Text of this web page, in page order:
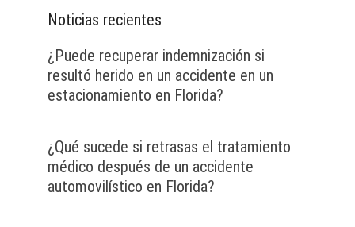
Noticias recientes
¿Puede recuperar indemnización si
resultó herido en un accidente en un
estacionamiento en Florida?
¿Qué sucede si retrasas el tratamiento
médico después de un accidente
automovilístico en Florida?